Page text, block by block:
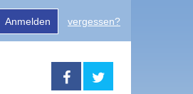
Anmelden vergessen?